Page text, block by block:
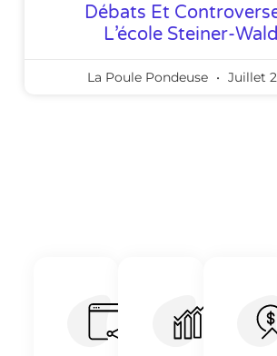
Débats Et
L’école Steiner-
La Poule Pondeuse Juillet